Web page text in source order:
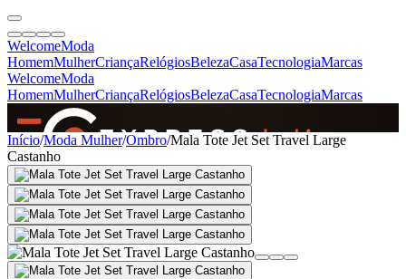
WelcomeModa
HomemMulherCriançaRelógiosBelezaCasaTecnologiaMarcas
WelcomeModa
HomemMulherCriançaRelógiosBelezaCasaTecnologiaMarcas
SINCE 2005
+de 36.000 reviews
Início/Moda Mulher/Ombro/Mala Tote Jet Set Travel Large
Castanho